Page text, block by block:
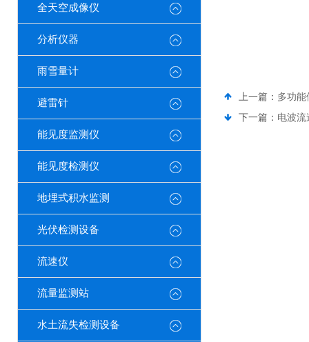
全天空成像仪
分析仪器
雨雪量计
避雷针
能见度监测仪
能见度检测仪
地埋式积水监测
光伏检测设备
流速仪
流量监测站
水土流失检测设备
上一篇： 多功
下一篇： 电波